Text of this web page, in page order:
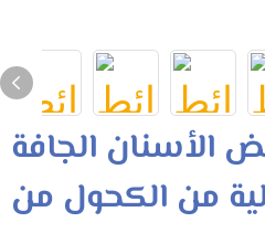
الأسنان الجافة